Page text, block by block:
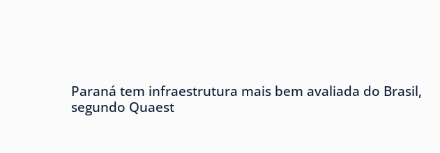
Paraná tem infraestrutura mais bem avaliada do Brasil,
segundo Quaest